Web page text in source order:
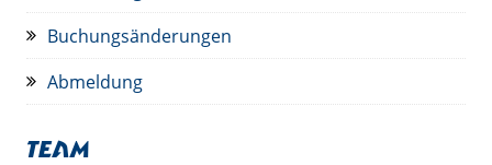
Buchungsänderungen
Abmeldung
Team